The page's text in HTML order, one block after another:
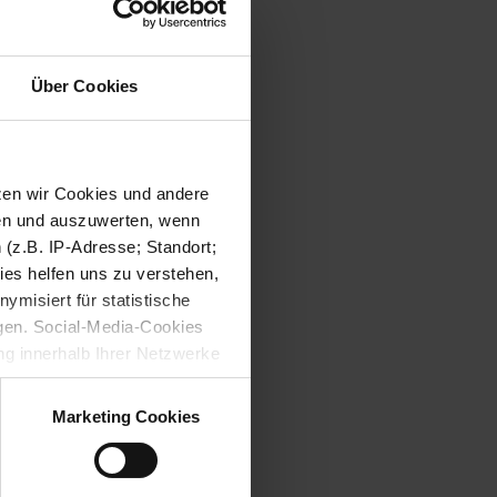
Über Cookies
wir Cookies und andere
und auszuwerten, wenn
IP-Adresse; Standort;
helfen uns zu verstehen,
für statistische
Social-Media-Cookies
innerhalb Ihrer Netzwerke
zulassen möchten.
“, wenn Sie mit
Sie bitte unsere
Marketing Cookies